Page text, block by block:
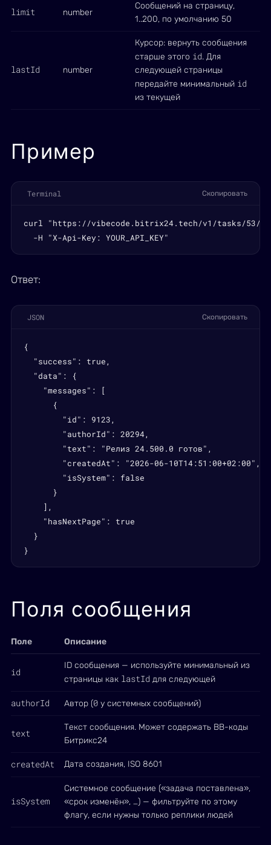
limit number
Сообщений на страницу,
1..200, по умолчанию 50
lastId number
Курсор: вернуть сообщения
старше этого id. Для
следующей страницы
передайте минимальный id
из текущей
Пример
Terminal Скопировать
curl "https://vibecode.bitrix24.tech/v1/tasks/53/
  -H "X-Api-Key: YOUR_API_KEY"
Ответ:
JSON Скопировать
{
  "success": true,
  "data": {
    "messages": [
      {
        "id": 9123,
        "authorId": 20294,
        "text": "Релиз 24.500.0 готов",
        "createdAt": "2026-06-10T14:51:00+02:00",
        "isSystem": false
      }
    ],
    "hasNextPage": true
  }
}
Поля сообщения
Поле Описание
id
ID сообщения — используйте минимальный из
страницы как lastId для следующей
authorId Автор (0 у системных сообщений)
text
Текст сообщения. Может содержать BB-коды
Битрикс24
createdAt Дата создания, ISO 8601
isSystem
Системное сообщение («задача поставлена»,
«срок изменён», …) — фильтруйте по этому
флагу, если нужны только реплики людей